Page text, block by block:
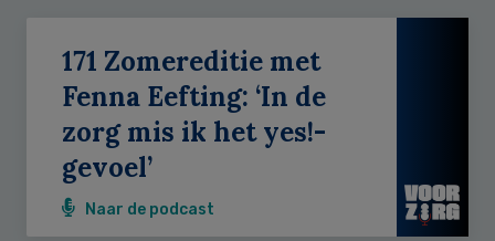
171 Zomereditie met
Fenna Eefting: ‘In de
zorg mis ik het yes!-
gevoel’
Naar de podcast